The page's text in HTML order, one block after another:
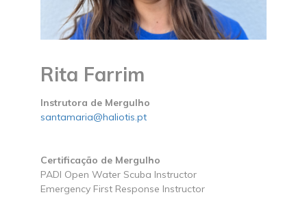
Rita Farrim
Instrutora de Mergulho
santamaria@haliotis.pt
Certificação de Mergulho
PADI Open Water Scuba Instructor
Emergency First Response Instructor